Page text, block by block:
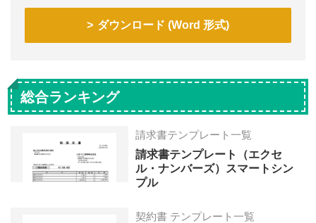
ダウンロード (Word 形式)
総合ランキング
請求書テンプレート一覧
請求書テンプレート（エクセ
ル・ナンバーズ）スマートシン
プル
契約書 テンプレート一覧